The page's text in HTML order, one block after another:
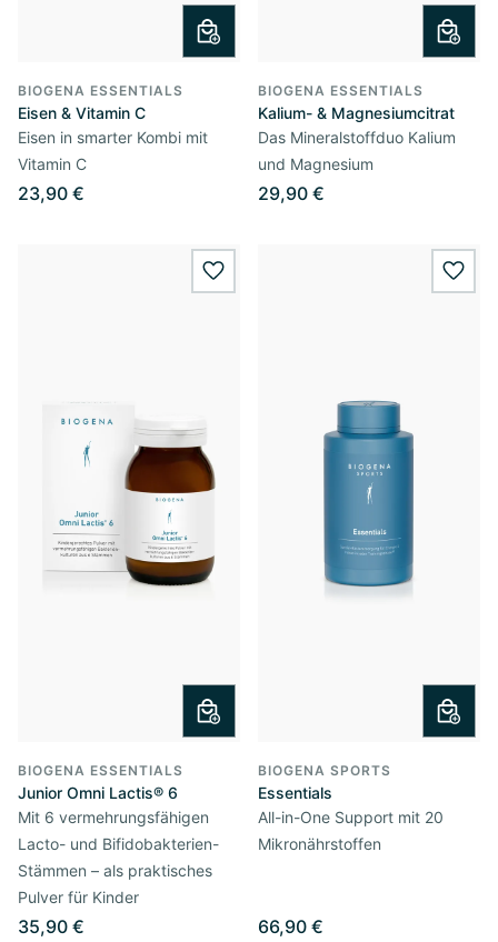
BIOGENA ESSENTIALS
Eisen & Vitamin C
Eisen in smarter Kombi mit
Vitamin C
23,90 €
BIOGENA ESSENTIALS
Kalium- & Magnesiumcitrat
Das Mineralstoffduo Kalium
und Magnesium
29,90 €
wishlist.add
BIOGENA ESSENTIALS
Junior Omni Lactis® 6
Mit 6 vermehrungsfähigen
Lacto- und Bifidobakterien-
Stämmen – als praktisches
Pulver für Kinder
35,90 €
BIOGENA SPORTS
Essentials
All-in-One Support mit 20
Mikronährstoffen
66,90 €